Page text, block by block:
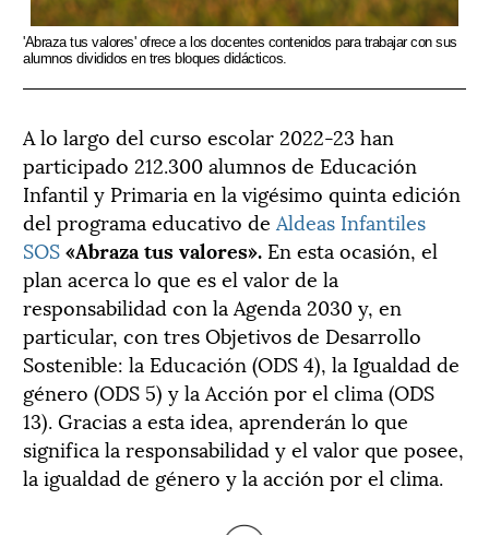
'Abraza tus valores' ofrece a los docentes contenidos para trabajar con sus
alumnos divididos en tres bloques didácticos.
A lo largo del curso escolar 2022-23 han
participado 212.300 alumnos de Educación
Infantil y Primaria en la vigésimo quinta edición
del programa educativo de Aldeas Infantiles
SOS«Abraza tus valores». En esta ocasión, el
plan acerca lo que es el valor de la
responsabilidad con la Agenda 2030 y, en
particular, con tres Objetivos de Desarrollo
Sostenible: la Educación (ODS 4), la Igualdad de
género (ODS 5) y la Acción por el clima (ODS
13). Gracias a esta idea, aprenderán lo que
significa la responsabilidad y el valor que posee,
la igualdad de género y la acción por el clima.